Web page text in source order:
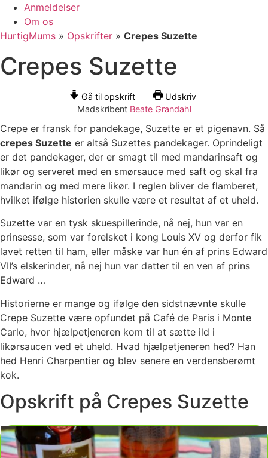
Anmeldelser
Om os
HurtigMums » Opskrifter » Crepes Suzette
Crepes Suzette
Gå til opskrift
Udskriv
Madskribent Beate Grandahl
Crepe er fransk for pandekage, Suzette er et pigenavn. Så
crepes Suzette er altså Suzettes pandekager. Oprindeligt
er det pandekager, der er smagt til med mandarinsaft og
likør og serveret med en smørsauce med saft og skal fra
mandarin og med mere likør. I reglen bliver de flamberet,
hvilket ifølge historien skulle være et resultat af et uheld.
Suzette var en tysk skuespillerinde, nå nej, hun var en
prinsesse, som var forelsket i kong Louis XV og derfor fik
lavet retten til ham, eller måske var hun én af prins Edward
VII’s elskerinder, nå nej hun var datter til en ven af prins
Edward …
Historierne er mange og ifølge den sidstnævnte skulle
Crepe Suzette være opfundet på Café de Paris i Monte
Carlo, hvor hjælpetjeneren kom til at sætte ild i
likørsaucen ved et uheld. Hvad hjælpetjeneren hed? Han
hed Henri Charpentier og blev senere en verdensberømt
kok.
Opskrift på Crepes Suzette